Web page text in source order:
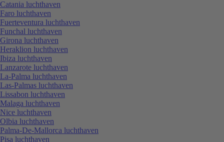
Catania luchthaven
Faro luchthaven
Fuerteventura luchthaven
Funchal luchthaven
Girona luchthaven
Heraklion luchthaven
Ibiza luchthaven
Lanzarote luchthaven
La-Palma luchthaven
Las-Palmas luchthaven
Lissabon luchthaven
Malaga luchthaven
Nice luchthaven
Olbia luchthaven
Palma-De-Mallorca luchthaven
Pisa luchthaven